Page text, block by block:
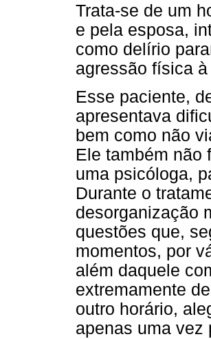
Trata-se de um
e pela esposa,
como delírio
agressão física
Esse paciente,
apresentava
bem como não
Ele também não
uma psicóloga,
Durante o
desorganização
questões que,
momentos, por
além daquele
extremamente
outro horário,
apenas uma vez